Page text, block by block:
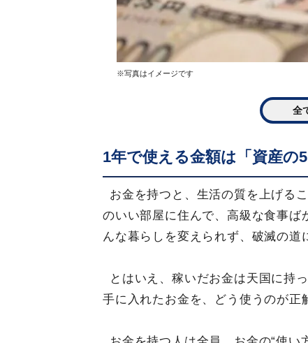
※写真はイメージです
全
1年で使える金額は「資産の5
お金を持つと、生活の質を上げる
のいい部屋に住んで、高級な食事
んな暮らしを変えられず、破滅の道
とはいえ、稼いだお金は天国に持
手に入れたお金を、どう使うのが正